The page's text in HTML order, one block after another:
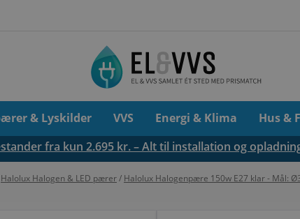
& Lyskilder VVS Energi & Klima Hus &
fra kun 2.695 kr. – Alt til installation og
Halolux Halogen & LED pærer/ Halolux Halogenpære 150w E27 klar - Mål: